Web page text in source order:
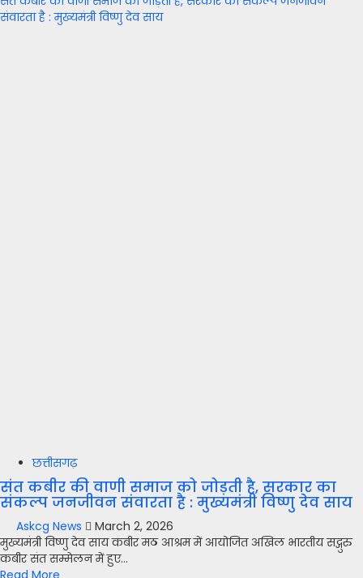
संवारता है : मुख्यमंत्री विष्णु देव साय
छत्तीसगढ़
संत कबीर की वाणी समाज को जोड़ती है, सरकार का
संकल्प जनजीवन संवारता है : मुख्यमंत्री विष्णु देव साय
Askcg News
March 2, 2026
मुख्यमंत्री विष्णु देव साय कबीर मठ आश्रम में आयोजित अखिल भारतीय सद्गुरु
कबीर संत सम्मेलन में हुए...
Read More